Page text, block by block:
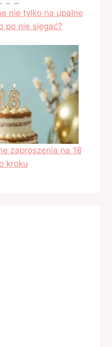
nie tylko na upalne
nie sięgać?
zaproszenia na 18
kroku